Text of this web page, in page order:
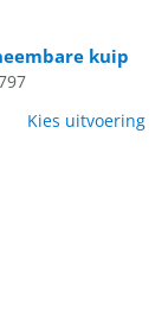
kuip
Kies uitvoering